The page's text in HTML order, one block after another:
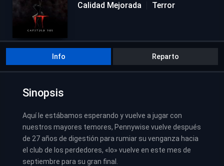
Calidad Mejorada Terror
Info Reparto
Sinopsis
Aquí le estábamos esperando y vuelve a jugar con
nuestros mayores temores, Pennywise vuelve después
de 27 años de digestión para rumiar su venganza hacia
el club de los perdedores, «lo» vuelve en este mes de
septiembre para su gran final.